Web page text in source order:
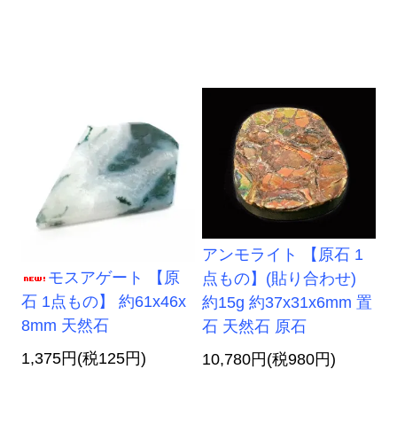
モスアゲート 【原
石 1点もの】 約61x46x
8mm 天然石
1,375円(税125円)
アンモライト 【原石 1
点もの】(貼り合わせ)
約15g 約37x31x6mm 置
石 天然石 原石
10,780円(税980円)